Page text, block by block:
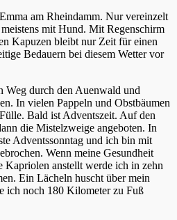
am Rheindamm. Nur vereinzelt
mit Hund. Mit Regenschirm
Kapuzen bleibt nur Zeit für einen
Bedauern bei diesem Wetter vor
Weg durch den Auenwald und
In vielen Pappeln und Obstbäumen
Bald ist Adventszeit. Auf den
die Mistelzweige angeboten. In
Adventssonntag und ich bin mit
Wenn meine Gesundheit
Kapriolen anstellt werde ich in zehn
Ein Lächeln huscht über mein
ich noch 180 Kilometer zu Fuß